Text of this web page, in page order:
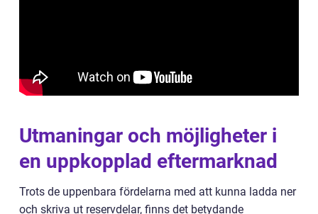
Utmaningar och möjligheter i
en uppkopplad eftermarknad
Trots de uppenbara fördelarna med att kunna ladda ner
och skriva ut reservdelar, finns det betydande